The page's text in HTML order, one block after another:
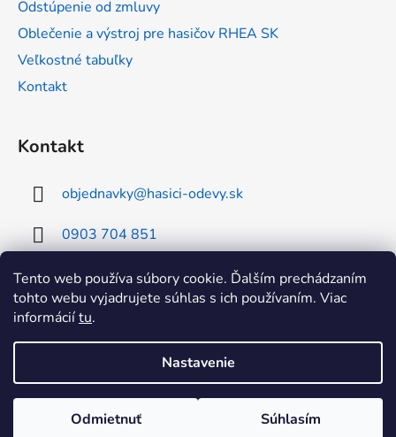
Tento web používa súbory cookie. Ďalším prechádzaním
tohto webu vyjadrujete súhlas s ich používaním. Viac
informáciítu.
Nastavenie
Odmietnuť Súhlasím
Odstúpenie od zmluvy
Oblečenie a výstroj pre hasičov RHEA SK
Veľkostné tabuľky
Kontakt
Kontakt
objednavky@hasici-odevy.sk
0903 704 851
0902 856 674
Vytvoril Shoptet
Copyright 2026RHEA SK hasici-odevy. Všetky práva